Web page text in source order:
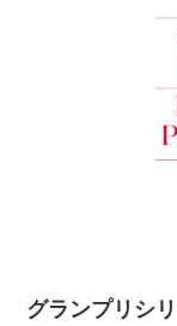
グランプリシ